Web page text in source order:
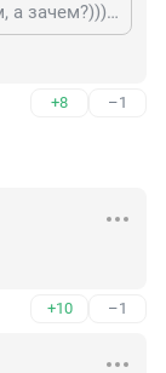
«не можем довести до ума» - можем, а зачем?))) @Автоваз
+8 –1
+10 –1